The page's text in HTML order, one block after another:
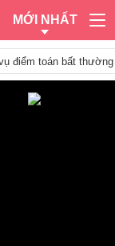
MỚI NHẤT
điểm toán bất